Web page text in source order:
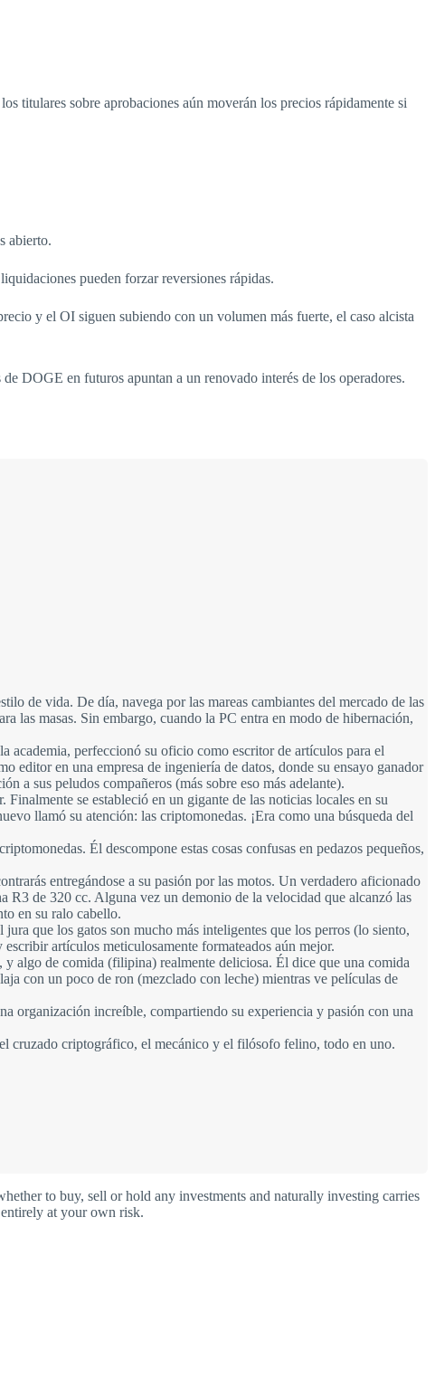
titulares sobre aprobaciones aún moverán los precios rápidamente si
abierto.
pueden forzar reversiones rápidas.
y el OI siguen subiendo con un volumen más fuerte, el caso alcista
DOGE en futuros apuntan a un renovado interés de los operadores.
de vida. De día, navega por las mareas cambiantes del mercado de las
las masas. Sin embargo, cuando la PC entra en modo de hibernación,
academia, perfeccionó su oficio como escritor de artículos para el
editor en una empresa de ingeniería de datos, donde su ensayo ganador
a sus peludos compañeros (más sobre eso más adelante).
se estableció en un gigante de las noticias locales en su
llamó su atención: las criptomonedas. ¡Era como una búsqueda del
Él descompone estas cosas confusas en pedazos pequeños,
entregándose a su pasión por las motos. Un verdadero aficionado
R3 de 320 cc. Alguna vez un demonio de la velocidad que alcanzó las
en su ralo cabello.
que los gatos son mucho más inteligentes que los perros (lo siento,
artículos meticulosamente formateados aún mejor.
y algo de comida (filipina) realmente deliciosa. Él dice que una comida
con un poco de ron (mezclado con leche) mientras ve películas de
organización increíble, compartiendo su experiencia y pasión con una
cruzado criptográfico, el mecánico y el filósofo felino, todo en uno.
to buy, sell or hold any investments and naturally investing carries
at your own risk.